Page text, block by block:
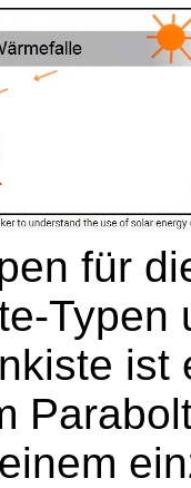
für
Typen
ist